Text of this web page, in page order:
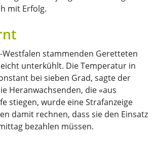
mit Erfolg.
stammenden Geretteten
unterkühlt. Die Temperatur in
bei sieben Grad, sagte der
Heranwachsenden, die «aus
stiegen, wurde eine Strafanzeige
damit rechnen, dass sie den Einsatz
bezahlen müssen.